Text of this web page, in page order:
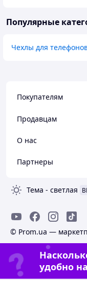
Популярные
Чехлы для
Покупателям
Продавцам
О нас
Партнеры
Тема - светлая
© Prom.ua —
удобно